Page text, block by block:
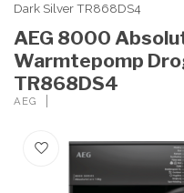
Dark Silver TR868DS4
AEG 8000
Warmtepomp
TR868DS4
AEG